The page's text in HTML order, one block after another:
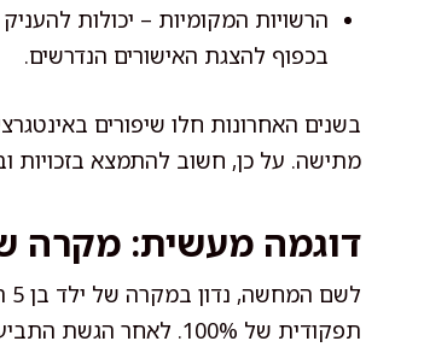
הרשויות המקומיות – יכולות
בכפוף להצגת האישורים הנדרשים.
בשנים האחרונות חלו שיפורים
מתישה. על כן, חשוב להתמצא בזכויות
דוגמה מעשית: מקרה
תפקודית של 100%.